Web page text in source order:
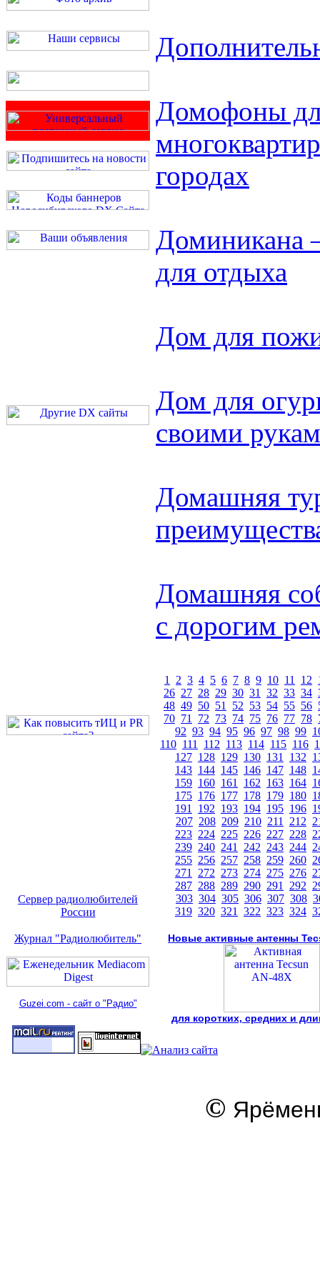
Домофоны
городах
Доминикана
для отдыха
Дом для
Дом для
своими
Домашняя
Домашняя
с дорогим
1 2 3 4 5 6 7 8 9 10 11 12
26 27 28 29 30 31 32 33 34
48 49 50 51 52 53 54 55 56
70 71 72 73 74 75 76 77 78
92 93 94 95 96 97 98 99
110 111 112 113 114 115 116
127 128 129 130 131 132
143 144 145 146 147 148
159 160 161 162 163 164
175 176 177 178 179 180
191 192 193 194 195 196
207 208 209 210 211 212
223 224 225 226 227 228
239 240 241 242 243 244
255 256 257 258 259 260
271 272 273 274 275 276
287 288 289 290 291 292
303 304 305 306 307 308
319 320 321 322 323 324
Сервер радиолюбителей
России
Журнал "Радиолюбитель"
Guzei.com - сайт о "Радио"
Новые активные антенны
для коротких, средних и
©